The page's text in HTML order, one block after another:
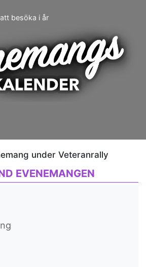
besöka i år
under Veteranrally
EVENEMANGEN